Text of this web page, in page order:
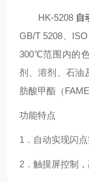
HK-5208 自
GB/T 5208
300℃范围内的
剂、溶剂、石油
肪酸甲酯（FAME
功能特点
1 ．自动实现闪
2 ．触摸屏控制